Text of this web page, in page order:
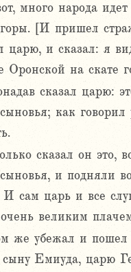
много народа идет
горы. [И пришел
царю, и сказал: я
Оронской на скате
сказал царю:
как говорил
сказал он это,
и подняли
И сам царь и все
великим
же убежал и пошел
Емиуда, царю